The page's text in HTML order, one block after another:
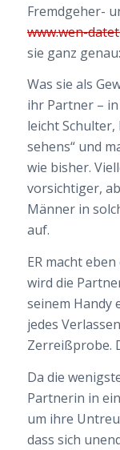
Fremdgeher-
www.wen-
sie ganz
Was sie als
ihr Partner –
leicht Schulter,
sehens“ und
wie bisher.
vorsichtiger,
Männer in
auf.
ER macht
wird die
seinem Handy
jedes
Zerreißprobe.
Da die
Partnerin in
um ihre
dass sich